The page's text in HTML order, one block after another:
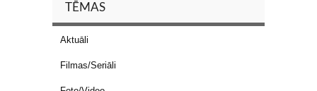
TĒMAS
Aktuāli
Filmas/Seriāli